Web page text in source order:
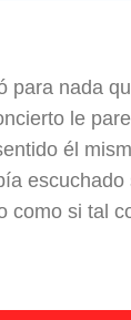
para nada
le
él
escuchado
como si tal